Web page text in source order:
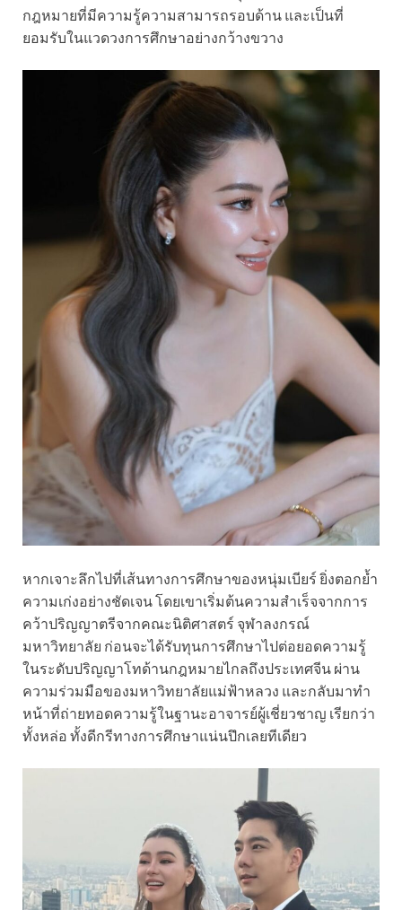
กฎหมายที่มีความรู้ความสามารถรอบด้าน และเป็นที่
ยอมรับในแวดวงการศึกษาอย่างกว้างขวาง
หากเจาะลึกไปที่เส้นทางการศึกษาของหนุ่มเบียร์ ยิ่งตอกย้ำ
ความเก่งอย่างชัดเจน โดยเขาเริ่มต้นความสำเร็จจากการ
คว้าปริญญาตรีจากคณะนิติศาสตร์ จุฬาลงกรณ์
มหาวิทยาลัย ก่อนจะได้รับทุนการศึกษาไปต่อยอดความรู้
ในระดับปริญญาโทด้านกฎหมายไกลถึงประเทศจีน ผ่าน
ความร่วมมือของมหาวิทยาลัยแม่ฟ้าหลวง และกลับมาทำ
หน้าที่ถ่ายทอดความรู้ในฐานะอาจารย์ผู้เชี่ยวชาญ เรียกว่า
ทั้งหล่อ ทั้งดีกรีทางการศึกษาแน่นปึกเลยทีเดียว